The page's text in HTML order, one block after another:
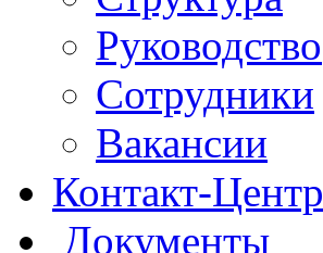
Руководство
Сотрудники
Вакансии
Контакт-Центр
Документы